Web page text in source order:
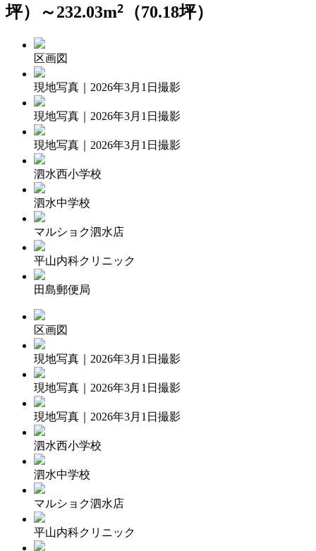
坪）
～232.03m2 （70.18坪）
区画図
現地写真｜2026年3月1日撮影
現地写真｜2026年3月1日撮影
現地写真｜2026年3月1日撮影
泗水西小学校
泗水中学校
マルショク泗水店
平山内科クリニック
田島郵便局
区画図
現地写真｜2026年3月1日撮影
現地写真｜2026年3月1日撮影
現地写真｜2026年3月1日撮影
泗水西小学校
泗水中学校
マルショク泗水店
平山内科クリニック